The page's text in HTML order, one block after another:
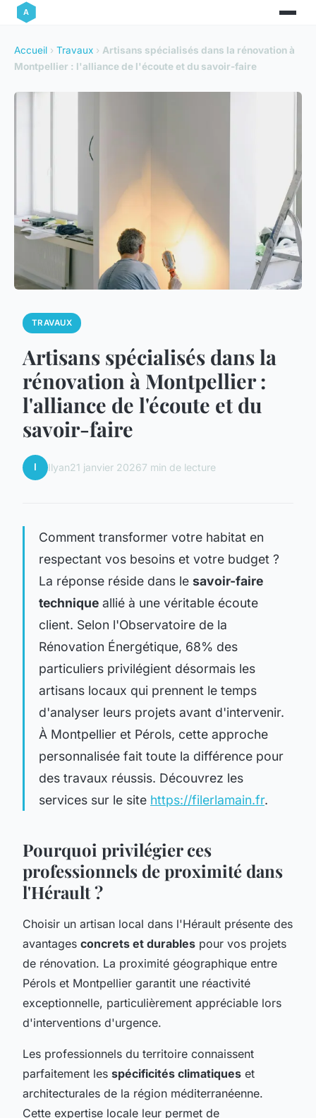
Accueil › Travaux › Artisans spécialisés dans la rénovation à
Montpellier : l'alliance de l'écoute et du savoir-faire
TRAVAUX
Artisans spécialisés dans la
rénovation à Montpellier :
l'alliance de l'écoute et du
savoir-faire
I Ilyan21 janvier 20267 min de lecture
Comment transformer votre habitat en
respectant vos besoins et votre budget ?
La réponse réside dans le savoir-faire
technique allié à une véritable écoute
client. Selon l'Observatoire de la
Rénovation Énergétique, 68% des
particuliers privilégient désormais les
artisans locaux qui prennent le temps
d'analyser leurs projets avant d'intervenir.
À Montpellier et Pérols, cette approche
personnalisée fait toute la différence pour
des travaux réussis. Découvrez les
services sur le site https://filerlamain.fr.
Pourquoi privilégier ces
professionnels de proximité dans
l'Hérault ?
Choisir un artisan local dans l'Hérault présente des
avantages concrets et durables pour vos projets
de rénovation. La proximité géographique entre
Pérols et Montpellier garantit une réactivité
exceptionnelle, particulièrement appréciable lors
d'interventions d'urgence.
Les professionnels du territoire connaissent
parfaitement les spécificités climatiques et
architecturales de la région méditerranéenne.
Cette expertise locale leur permet de